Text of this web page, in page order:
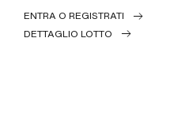
ENTRA O REGISTRATI
DETTAGLIO LOTTO